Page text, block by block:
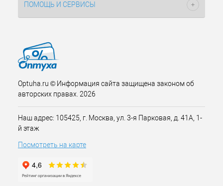
ПОМОЩЬ И СЕРВИСЫ
Optuha.ru © Информация сайта защищена законом об
авторских правах. 2026
Наш адрес: 105425, г. Москва, ул. 3-я Парковая, д. 41А, 1-
й этаж
Посмотреть на карте